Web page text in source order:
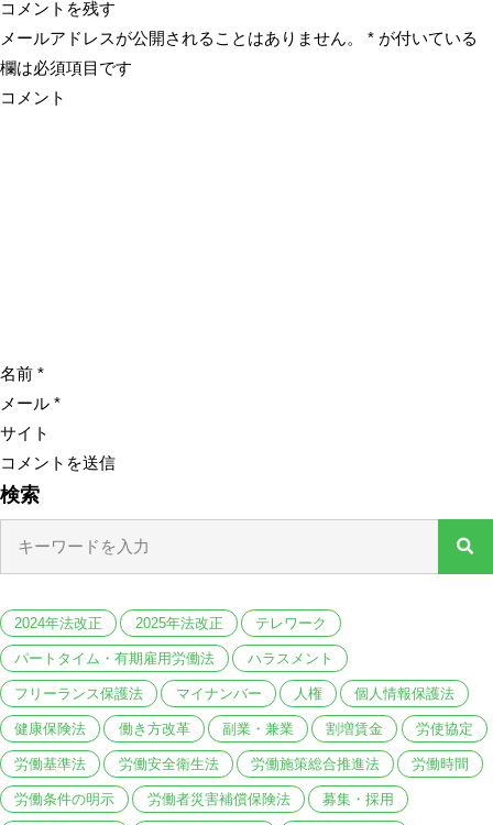
コメントを残す
メールアドレスが公開されることはありません。
* が付いている
欄は必須項目です
コメント
名前 *
メール *
サイト
検索
2024年法改正 2025年法改正 テレワーク
パートタイム・有期雇用労働法 ハラスメント
フリーランス保護法 マイナンバー 人権 個人情報保護法
健康保険法 働き方改革 副業・兼業 割増賃金 労使協定
労働基準法 労働安全衛生法 労働施策総合推進法 労働時間
労働条件の明示 労働者災害補償保険法 募集・採用